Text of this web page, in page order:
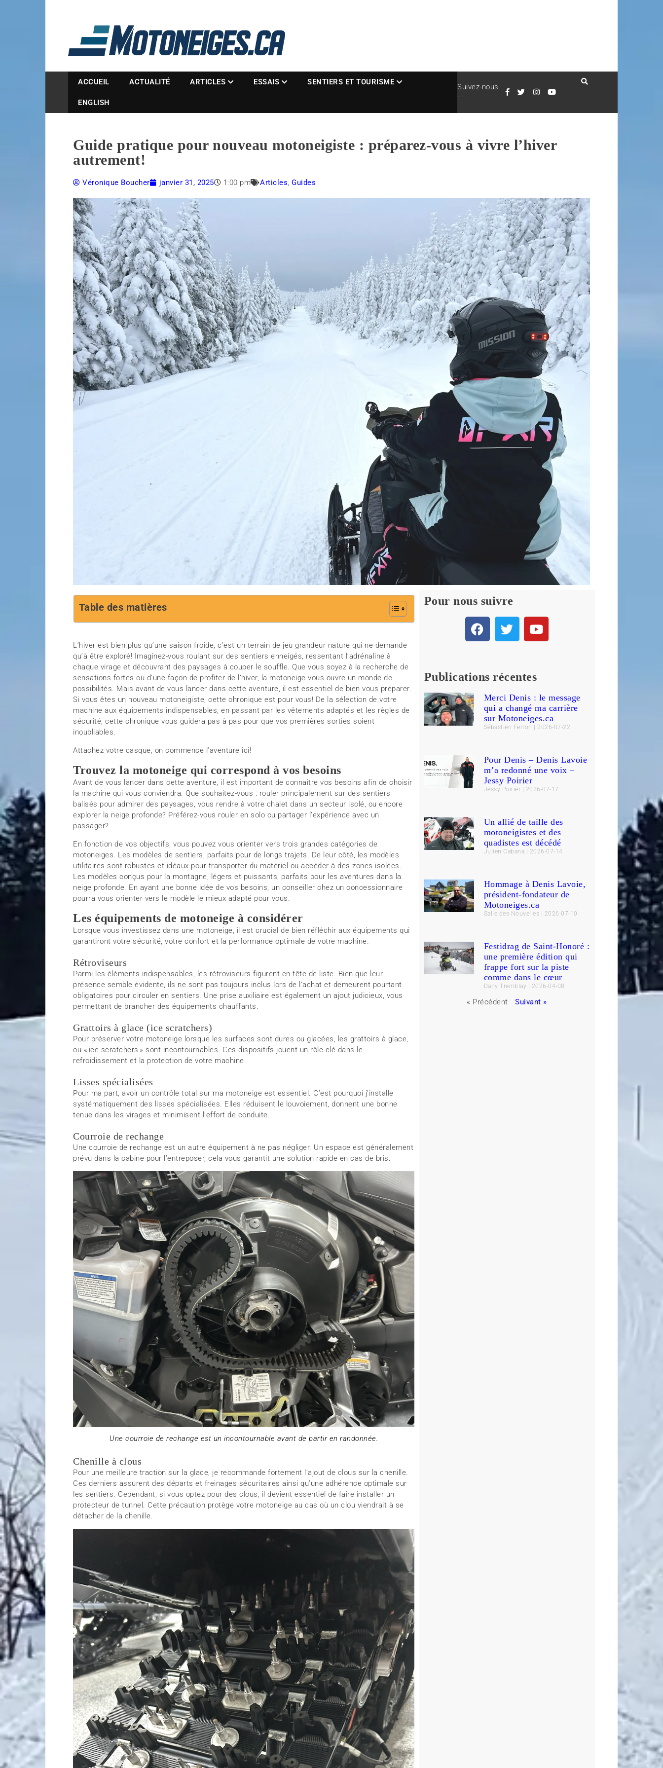
Magazine Motoneiges.ca
ACCUEIL ACTUALITÉ ARTICLES ESSAIS SENTIERS ET TOURISME
ENGLISH
Suivez-nous
:
Guide pratique pour nouveau motoneigiste : préparez-vous à vivre l’hiver
autrement!
Véronique Boucher janvier 31, 2025 1:00 pm Articles,Guides
Table des matières
L’hiver est bien plus qu’une saison froide, c’est un terrain de jeu grandeur nature qui ne demande
qu’à être exploré! Imaginez-vous roulant sur des sentiers enneigés, ressentant l’adrénaline à
chaque virage et découvrant des paysages à couper le souffle. Que vous soyez à la recherche de
sensations fortes ou d’une façon de profiter de l’hiver, la motoneige vous ouvre un monde de
possibilités. Mais avant de vous lancer dans cette aventure, il est essentiel de bien vous préparer.
Si vous êtes un nouveau motoneigiste, cette chronique est pour vous! De la sélection de votre
machine aux équipements indispensables, en passant par les vêtements adaptés et les règles de
sécurité, cette chronique vous guidera pas à pas pour que vos premières sorties soient
inoubliables.
Attachez votre casque, on commence l’aventure ici!
Trouvez la motoneige qui correspond à vos besoins
Avant de vous lancer dans cette aventure, il est important de connaitre vos besoins afin de choisir
la machine qui vous conviendra. Que souhaitez-vous : rouler principalement sur des sentiers
balisés pour admirer des paysages, vous rendre à votre chalet dans un secteur isolé, ou encore
explorer la neige profonde? Préférez-vous rouler en solo ou partager l’expérience avec un
passager?
En fonction de vos objectifs, vous pouvez vous orienter vers trois grandes catégories de
motoneiges. Les modèles de sentiers, parfaits pour de longs trajets. De leur côté, les modèles
utilitaires sont robustes et idéaux pour transporter du matériel ou accéder à des zones isolées.
Les modèles conçus pour la montagne, légers et puissants, parfaits pour les aventures dans la
neige profonde. En ayant une bonne idée de vos besoins, un conseiller chez un concessionnaire
pourra vous orienter vers le modèle le mieux adapté pour vous.
Les équipements de motoneige à considérer
Lorsque vous investissez dans une motoneige, il est crucial de bien réfléchir aux équipements qui
garantiront votre sécurité, votre confort et la performance optimale de votre machine.
Rétroviseurs
Parmi les éléments indispensables, les rétroviseurs figurent en tête de liste. Bien que leur
présence semble évidente, ils ne sont pas toujours inclus lors de l’achat et demeurent pourtant
obligatoires pour circuler en sentiers. Une prise auxiliaire est également un ajout judicieux, vous
permettant de brancher des équipements chauffants.
Grattoirs à glace (ice scratchers)
Pour préserver votre motoneige lorsque les surfaces sont dures ou glacées, les grattoirs à glace,
ou « ice scratchers » sont incontournables. Ces dispositifs jouent un rôle clé dans le
refroidissement et la protection de votre machine.
Lisses spécialisées
Pour ma part, avoir un contrôle total sur ma motoneige est essentiel. C’est pourquoi j’installe
systématiquement des lisses spécialisées. Elles réduisent le louvoiement, donnent une bonne
tenue dans les virages et minimisent l’effort de conduite.
Courroie de rechange
Une courroie de rechange est un autre équipement à ne pas négliger. Un espace est généralement
prévu dans la cabine pour l’entreposer, cela vous garantit une solution rapide en cas de bris.
Une courroie de rechange est un incontournable avant de partir en randonnée.
Chenille à clous
Pour une meilleure traction sur la glace, je recommande fortement l’ajout de clous sur la chenille.
Ces derniers assurent des départs et freinages sécuritaires ainsi qu’une adhérence optimale sur
les sentiers. Cependant, si vous optez pour des clous, il devient essentiel de faire installer un
protecteur de tunnel. Cette précaution protège votre motoneige au cas où un clou viendrait à se
détacher de la chenille.
Pour nous suivre
Publications récentes
Merci Denis : le message
qui a changé ma carrière
sur Motoneiges.ca
Sébastien Ferron 2026-07-22
Pour Denis – Denis Lavoie
m’a redonné une voix –
Jessy Poirier
Jessy Poirier 2026-07-17
Un allié de taille des
motoneigistes et des
quadistes est décédé
Julien Cabana 2026-07-14
Hommage à Denis Lavoie,
président-fondateur de
Motoneiges.ca
Salle des Nouvelles 2026-07-10
Festidrag de Saint-Honoré :
une première édition qui
frappe fort sur la piste
comme dans le cœur
Dany Tremblay 2026-04-08
« Précédent Suivant »